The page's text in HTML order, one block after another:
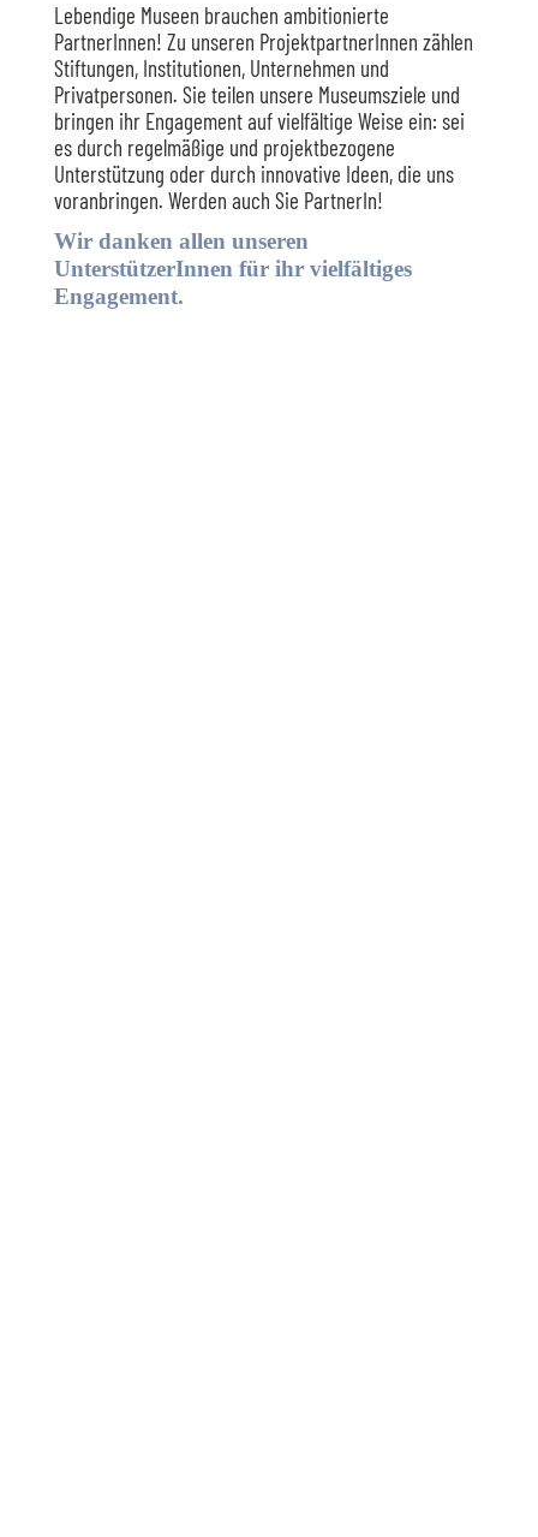
Lebendige Museen brauchen ambitionierte
PartnerInnen! Zu unseren ProjektpartnerInnen zählen
Stiftungen, Institutionen, Unternehmen und
Privatpersonen. Sie teilen unsere Museumsziele und
bringen ihr Engagement auf vielfältige Weise ein: sei
es durch regelmäßige und projektbezogene
Unterstützung oder durch innovative Ideen, die uns
voranbringen. Werden auch Sie PartnerIn!
Wir danken allen unseren
UnterstützerInnen für ihr vielfältiges
Engagement.